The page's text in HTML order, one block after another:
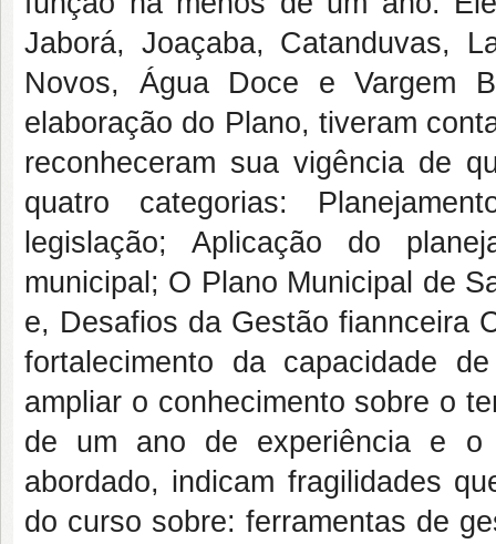
Jaborá, Joaçaba, Catanduvas,
Novos, Água Doce e Vargem
elaboração do Plano, tiveram
reconheceram sua vigência de
quatro categorias:
legislação; Aplicação do
municipal; O Plano Municipal de
e, Desafios da Gestão fiannceira
fortalecimento da capacidade
ampliar o conhecimento sobre o
de um ano de experiência e o
abordado, indicam fragilidades
do curso sobre: ferramentas de